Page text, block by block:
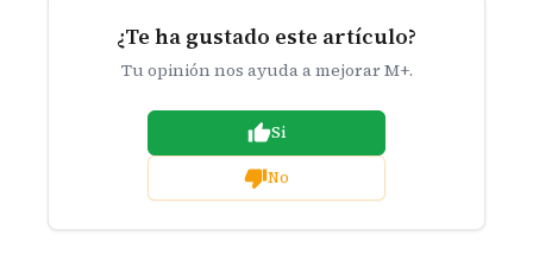
¿Te ha gustado este artículo?
Tu opinión nos ayuda a mejorar M+.
Si
No